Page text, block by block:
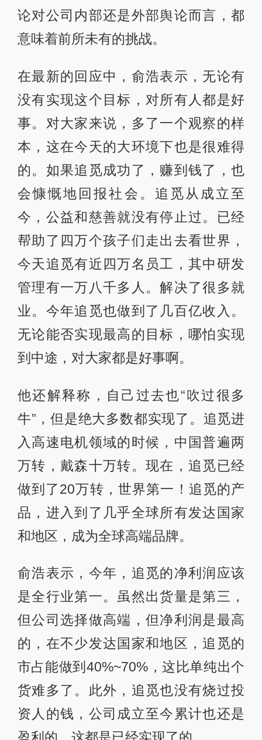
论对公司内部还是外部舆论而言，都
意味着前所未有的挑战。
在最新的回应中，俞浩表示，无论有
没有实现这个目标，对所有人都是好
事。对大家来说，多了一个观察的样
本，这在今天的大环境下也是很难得
的。如果追觅成功了，赚到钱了，也
会慷慨地回报社会。追觅从成立至
今，公益和慈善就没有停止过。已经
帮助了四万个孩子们走出去看世界，
今天追觅有近四万名员工，其中研发
管理有一万八千多人。解决了很多就
业。今年追觅也做到了几百亿收入。
无论能否实现最高的目标，哪怕实现
到中途，对大家都是好事啊。
他还解释称，自己过去也“吹过很多
牛”，但是绝大多数都实现了。追觅进
入高速电机领域的时候，中国普遍两
万转，戴森十万转。现在，追觅已经
做到了20万转，世界第一！追觅的产
品，进入到了几乎全球所有发达国家
和地区，成为全球高端品牌。
俞浩表示，今年，追觅的净利润应该
是全行业第一。虽然出货量是第三，
但公司选择做高端，但净利润是最高
的，在不少发达国家和地区，追觅的
市占能做到40%~70%，这比单纯出个
货难多了。此外，追觅也没有烧过投
资人的钱，公司成立至今累计也还是